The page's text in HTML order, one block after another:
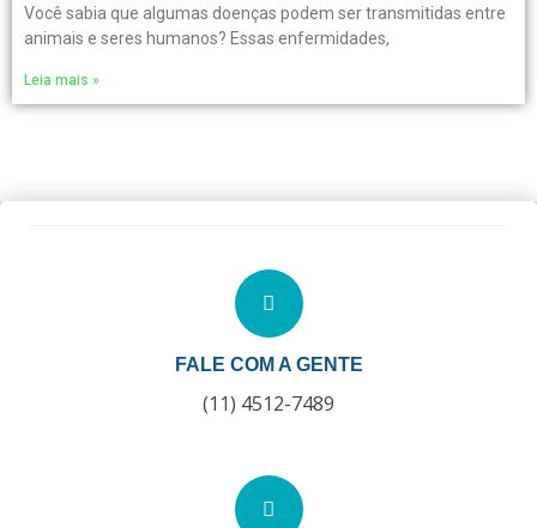
Você sabia que algumas doenças podem ser transmitidas entre
animais e seres humanos? Essas enfermidades,
Leia mais »
FALE COM A GENTE
(11) 4512-7489